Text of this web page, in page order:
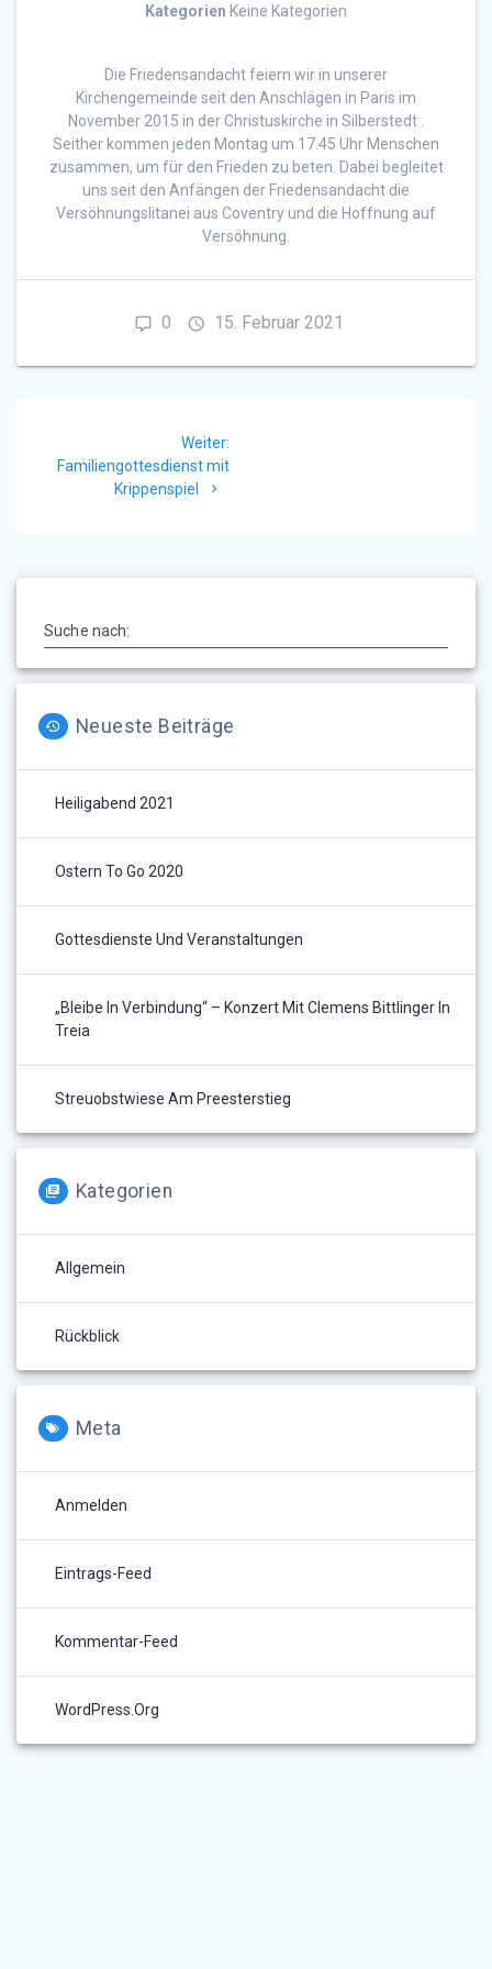
Kategorien Keine Kategorien
Die Friedensandacht feiern wir in unserer
Kirchengemeinde seit den Anschlägen in Paris im
November 2015 in der Christuskirche in Silberstedt .
Seither kommen jeden Montag um 17.45 Uhr Menschen
zusammen, um für den Frieden zu beten. Dabei begleitet
uns seit den Anfängen der Friedensandacht die
Versöhnungslitanei aus Coventry und die Hoffnung auf
Versöhnung.
0 15. Februar 2021
Weiter:
Beitrag:
Familiengottesdienst mit
Krippenspiel
Suche nach:
Neueste Beiträge
Heiligabend 2021
Ostern To Go 2020
Gottesdienste Und Veranstaltungen
„Bleibe In Verbindung“ – Konzert Mit Clemens Bittlinger In
Treia
Streuobstwiese Am Preesterstieg
Kategorien
Allgemein
Rückblick
Meta
Anmelden
Eintrags-Feed
Kommentar-Feed
WordPress.org